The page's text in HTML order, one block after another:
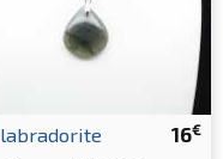
16€
labradorite